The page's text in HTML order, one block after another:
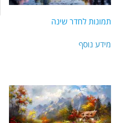
תמונות לחדר שינה
מידע נוסף